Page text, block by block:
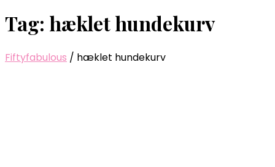
Tag: hæklet hundekurv
Fiftyfabulous / hæklet hundekurv